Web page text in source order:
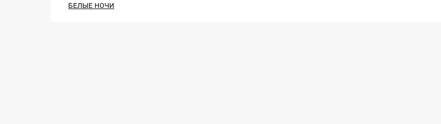
БЕЛЫЕ НОЧИ